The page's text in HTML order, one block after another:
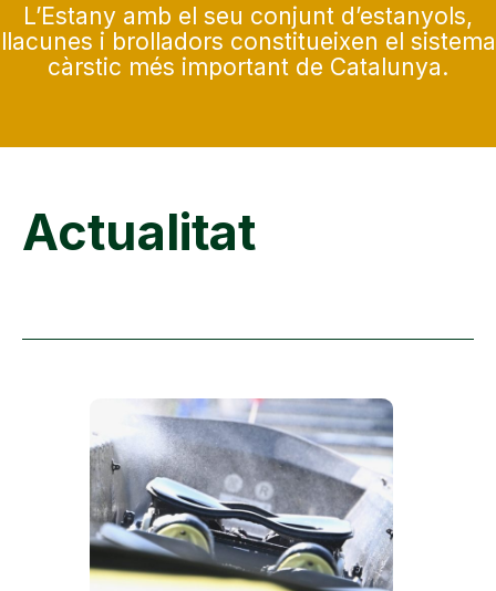
L’Estany amb el seu conjunt d’estanyols,
llacunes i brolladors constitueixen el sistema
càrstic més important de Catalunya.
Actualitat